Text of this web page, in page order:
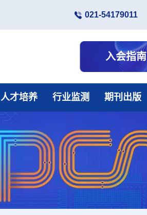
021-54179011
入会指南
人才培养 行业监测 期刊出版